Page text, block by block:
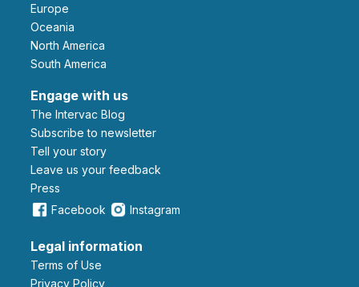
Europe
Oceania
North America
South America
Engage with us
The Intervac Blog
Subscribe to newsletter
Tell your story
leave us your feedback
Press
Facebook
Instagram
Legal information
Terms of Use
Privacy Policy